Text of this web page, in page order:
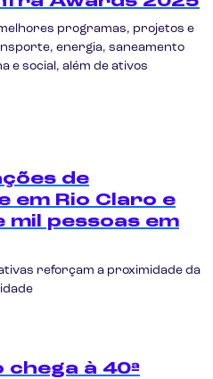
programas, projetos e
energia, saneamento
social, além de ativos
de
em Rio Claro e
mil pessoas em
reforçam a proximidade da
à 40ª